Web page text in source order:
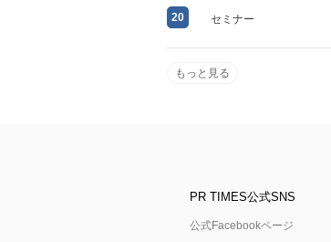
20 セミナー
もっと見る
PR TIMES公式SNS
公式Facebookページ